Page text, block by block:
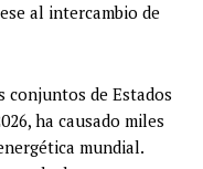
al intercambio de
conjuntos de Estados
ha causado miles
mundial.